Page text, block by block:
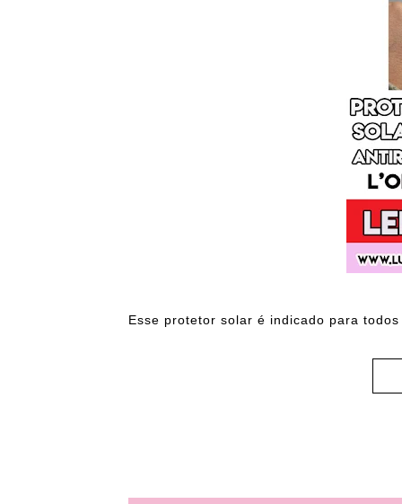
Esse protetor solar é indicado para todos